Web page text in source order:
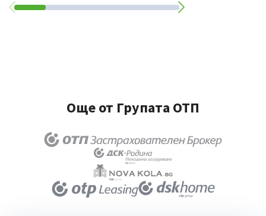
Още от Групата ОТП